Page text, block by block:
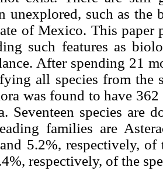
unexplored, such as the
of Mexico. This paper
such features as
After spending 21
all species from the
was found to have
Seventeen species are
families are
5.2%, respectively,
respectively, of the